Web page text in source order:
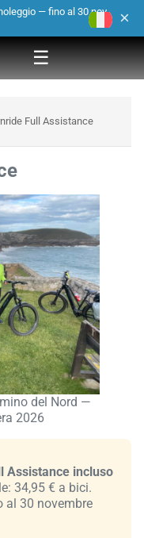
— fino al 30 nov.
×
☰
Full Assistance
del Nord —
2026
Assistance incluso
34,95 € a bici.
al 30 novembre